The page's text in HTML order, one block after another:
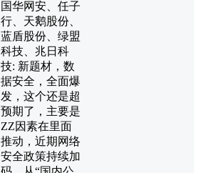
国华网安、任子
行、天鹅股份、
蓝盾股份、绿盟
科技、兆日科
技: 新题材，数
据安全，全面爆
发，这个还是超
预期了，主要是
ZZ因素在里面
推动，近期网络
安全政策持续加